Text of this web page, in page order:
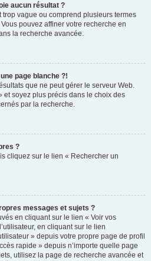
aucun résultat ?
vague ou comprend plusieurs termes
pouvez affiner votre recherche en
la recherche avancée.
page blanche ?!
que ne peut gérer le serveur Web.
et soyez plus précis dans le choix des
par la recherche.
?
cliquez sur le lien « Rechercher un
messages et sujets ?
en cliquant sur le lien « Voir vos
en cliquant sur le lien
» depuis votre propre page de profil
rapide » depuis n’importe quelle page
utilisez la page de recherche avancée et